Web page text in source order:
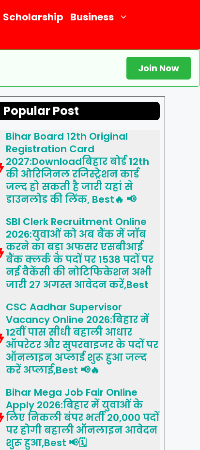
Scholarship Business
Join Now
Popular Post
Bihar Board 12th Original
Registration Card
2027:Downloadबिहार बोर्ड 12th
की ओरिजिनल रजिस्ट्रेशन कार्ड
जल्द हो सकती है जारी यहां से
डाउनलोड की लिंक, Best🔥 📢
SBI Clerk Recruitment Online
2026:युवाओं को अब बैंक में जॉब
करने का बड़ा अफसर एसबीआई
बैंक क्लर्क के पदों पर 1538 पदों पर
नई वैकेंसी की नोटिफिकेशन अभी
जारी 27 अगस्त आवेदन करें,Best
CSC Aadhar Supervisor
Vacancy Online 2026:बिहार में
12वीं पास सीधी बहाली आधार
ऑपरेटर और सुपरवाइजर के पदों पर
ऑनलाइन अप्लाई शुरू हुआ जल्द
करें अप्लाई,Best 📢🔥
Bihar Mega Job Fair Online
Apply 2026:बिहार में युवाओं के
लिए निकली बंपर भर्ती 20,000 पदों
पर होगी बहाली ऑनलाइन आवेदन
शुरू हुआ,Best 📢🗓️